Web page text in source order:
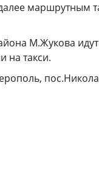
маршрутным
М.Жукова
на такси.